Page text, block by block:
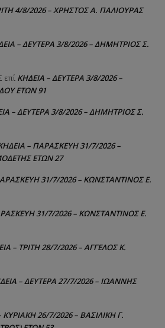
4/8/2026 – ΧΡΗΣΤΟΣ Α. ΠΑΛΙΟΥΡΑΣ
– ΔΕΥΤΕΡΑ 3/8/2026 – ΔΗΜΗΤΡΙΟΣ Σ.
επί ΚΗΔΕΙΑ – ΔΕΥΤΕΡΑ 3/8/2026 –
ΕΤΩΝ 91
– ΔΕΥΤΕΡΑ 3/8/2026 – ΔΗΜΗΤΡΙΟΣ Σ.
– ΠΑΡΑΣΚΕΥΗ 31/7/2026 –
ΕΤΩΝ 27
31/7/2026 – ΚΩΝΣΤΑΝΤΙΝΟΣ Ε.
31/7/2026 – ΚΩΝΣΤΑΝΤΙΝΟΣ Ε.
– ΤΡΙΤΗ 28/7/2026 – ΑΓΓΕΛΟΣ Κ.
– ΔΕΥΤΕΡΑ 27/7/2026 – ΙΩΑΝΝΗΣ
ΚΥΡΙΑΚΗ 26/7/2026 – ΒΑΣΙΛΙΚΗ Γ.